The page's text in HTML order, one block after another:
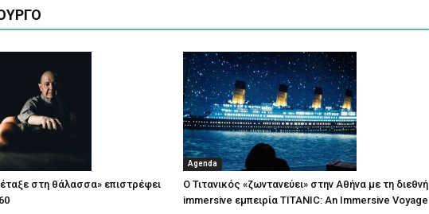
στη θάλασσα» επιστρέφει
Agenda
Ο Τιτανικός «ζωντανεύει» στην Αθήνα με τη διεθνή
immersive εμπειρία TITANIC: An Immersive Voyage